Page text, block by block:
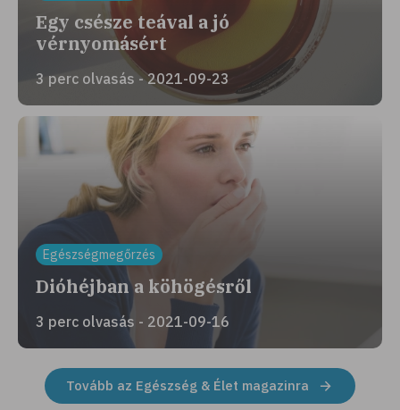
Egy csésze teával a jó
vérnyomásért
3 perc olvasás - 2021-09-23
Egészségmegőrzés
Dióhéjban a köhögésről
3 perc olvasás - 2021-09-16
Tovább az Egészség & Élet magazinra